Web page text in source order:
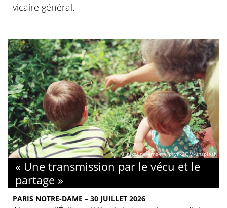
vicaire général.
© nikoline-arns-rWFpxykk3QM-unsplash
« Une transmission par le vécu et le
partage »
PARIS NOTRE-DAME – 30 JUILLET 2026